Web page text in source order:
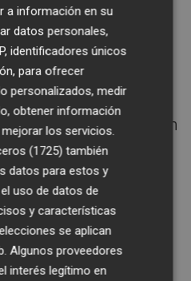
mutuo en el
española con
gestión del ciclo
desde hace años en
Una hoja de
las áreas que
del agua, desde
la de depuración,
la compañía por la
a información en su
datos personales,
identificadores únicos
para ofrecer
personalizados, medir
obtener información
los servicios.
(1725) también
datos para estos y
uso de datos de
y características
se aplican
Algunos proveedores
interés legítimo en